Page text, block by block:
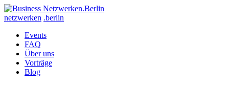
netzwerken .berlin
Events
FAQ
Über uns
Vorträge
Blog